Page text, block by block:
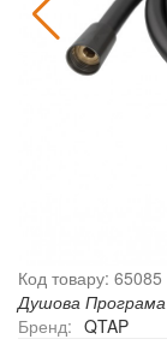
Код товару: 65085
Душова Програма
Бренд: QTAP